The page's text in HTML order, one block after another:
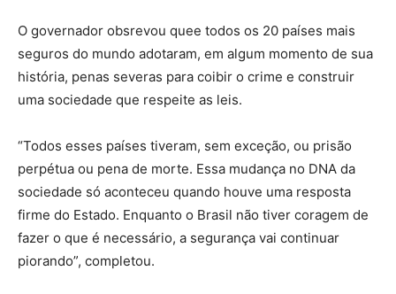
O governador obsrevou quee todos os 20 países mais
seguros do mundo adotaram, em algum momento de sua
história, penas severas para coibir o crime e construir
uma sociedade que respeite as leis.
“Todos esses países tiveram, sem exceção, ou prisão
perpétua ou pena de morte. Essa mudança no DNA da
sociedade só aconteceu quando houve uma resposta
firme do Estado. Enquanto o Brasil não tiver coragem de
fazer o que é necessário, a segurança vai continuar
piorando”, completou.